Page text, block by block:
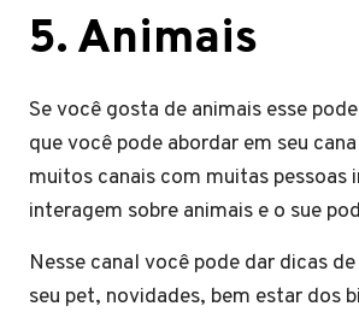
5. Animais
Se você gosta de animais esse
que você pode abordar em seu
muitos canais com muitas pessoas
interagem sobre animais e o sue
Nesse canal você pode dar dicas
seu pet, novidades, bem estar dos